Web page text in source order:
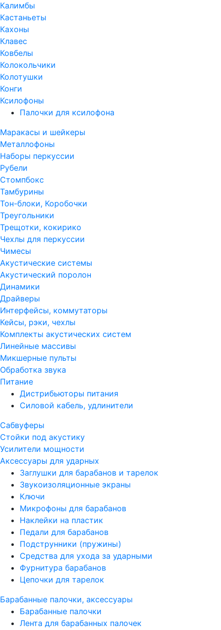
Калимбы
Кастаньеты
Кахоны
Клавес
Ковбелы
Колокольчики
Колотушки
Конги
Ксилофоны
Палочки для ксилофона
Маракасы и шейкеры
Металлофоны
Наборы перкуссии
Рубели
Стомпбокс
Тамбурины
Тон-блоки, Коробочки
Треугольники
Трещотки, кокирико
Чехлы для перкуссии
Чимесы
Акустические системы
Акустический поролон
Динамики
Драйверы
Интерфейсы, коммутаторы
Кейсы, рэки, чехлы
Комплекты акустических систем
Линейные массивы
Микшерные пульты
Обработка звука
Питание
Дистрибьюторы питания
Силовой кабель, удлинители
Сабвуферы
Стойки под акустику
Усилители мощности
Аксессуары для ударных
Заглушки для барабанов и тарелок
Звукоизоляционные экраны
Ключи
Микрофоны для барабанов
Наклейки на пластик
Педали для барабанов
Подструнники (пружины)
Средства для ухода за ударными
Фурнитура барабанов
Цепочки для тарелок
Барабанные палочки, аксессуары
Барабанные палочки
Лента для барабанных палочек